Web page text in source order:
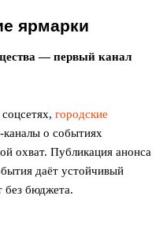
ярмарки
— первый канал
городские
каналы о событиях
охват. Публикация анонса
даёт устойчивый
без бюджета.